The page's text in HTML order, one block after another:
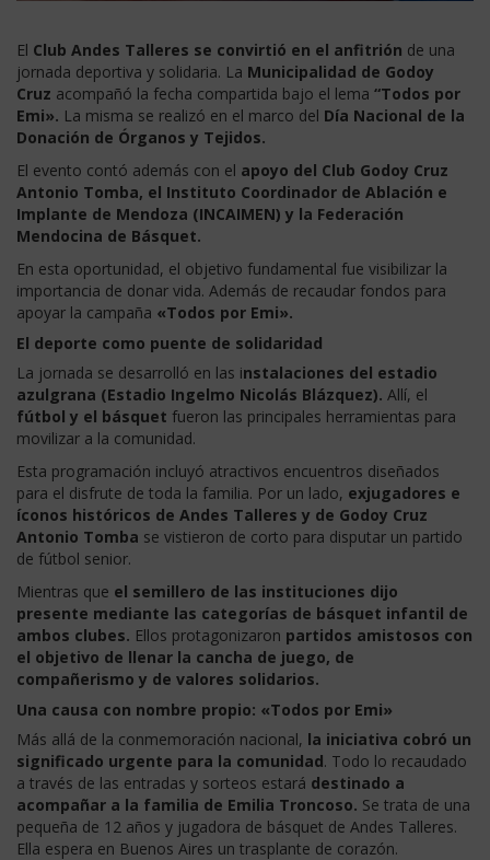
El Club Andes Talleres se convirtió en el anfitrión de una
jornada deportiva y solidaria. La Municipalidad de Godoy
Cruz acompañó la fecha compartida bajo el lema “Todos por
Emi». La misma se realizó en el marco del Día Nacional de la
Donación de Órganos y Tejidos.
El evento contó además con el apoyo del Club Godoy Cruz
Antonio Tomba, el Instituto Coordinador de Ablación e
Implante de Mendoza (INCAIMEN) y la Federación
Mendocina de Básquet.
En esta oportunidad, el objetivo fundamental fue visibilizar la
importancia de donar vida. Además de recaudar fondos para
apoyar la campaña «Todos por Emi».
El deporte como puente de solidaridad
La jornada se desarrolló en las instalaciones del estadio
azulgrana (Estadio Ingelmo Nicolás Blázquez). Allí, el
fútbol y el básquet fueron las principales herramientas para
movilizar a la comunidad.
Esta programación incluyó atractivos encuentros diseñados
para el disfrute de toda la familia. Por un lado, exjugadores e
íconos históricos de Andes Talleres y de Godoy Cruz
Antonio Tomba se vistieron de corto para disputar un partido
de fútbol senior.
Mientras que el semillero de las instituciones dijo
presente mediante las categorías de básquet infantil de
ambos clubes. Ellos protagonizaron partidos amistosos con
el objetivo de llenar la cancha de juego, de
compañerismo y de valores solidarios.
Una causa con nombre propio: «Todos por Emi»
Más allá de la conmemoración nacional, la iniciativa cobró un
significado urgente para la comunidad. Todo lo recaudado
a través de las entradas y sorteos estará destinado a
acompañar a la familia de Emilia Troncoso. Se trata de una
pequeña de 12 años y jugadora de básquet de Andes Talleres.
Ella espera en Buenos Aires un trasplante de corazón.